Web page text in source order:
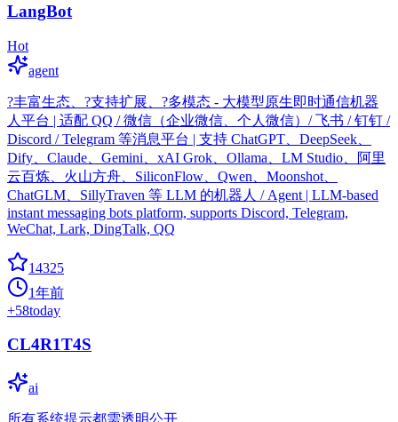
LangBot
Hot
agent
?丰富生态、?支持扩展、?多模态 - 大模型原生即时通信机器
人平台 | 适配 QQ / 微信（企业微信、个人微信）/ 飞书 / 钉钉 /
Discord / Telegram 等消息平台 | 支持 ChatGPT、DeepSeek、
Dify、Claude、Gemini、xAI Grok、Ollama、LM Studio、阿里
云百炼、火山方舟、SiliconFlow、Qwen、Moonshot、
ChatGLM、SillyTraven 等 LLM 的机器人 / Agent | LLM-based
instant messaging bots platform, supports Discord, Telegram,
WeChat, Lark, DingTalk, QQ
14325
1年前
+58today
CL4R1T4S
ai
所有系统提示都需透明公开